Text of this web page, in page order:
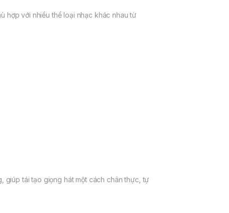
hợp với nhiều thể loại nhạc khác nhau từ
giúp tái tạo giọng hát một cách chân thực, tự